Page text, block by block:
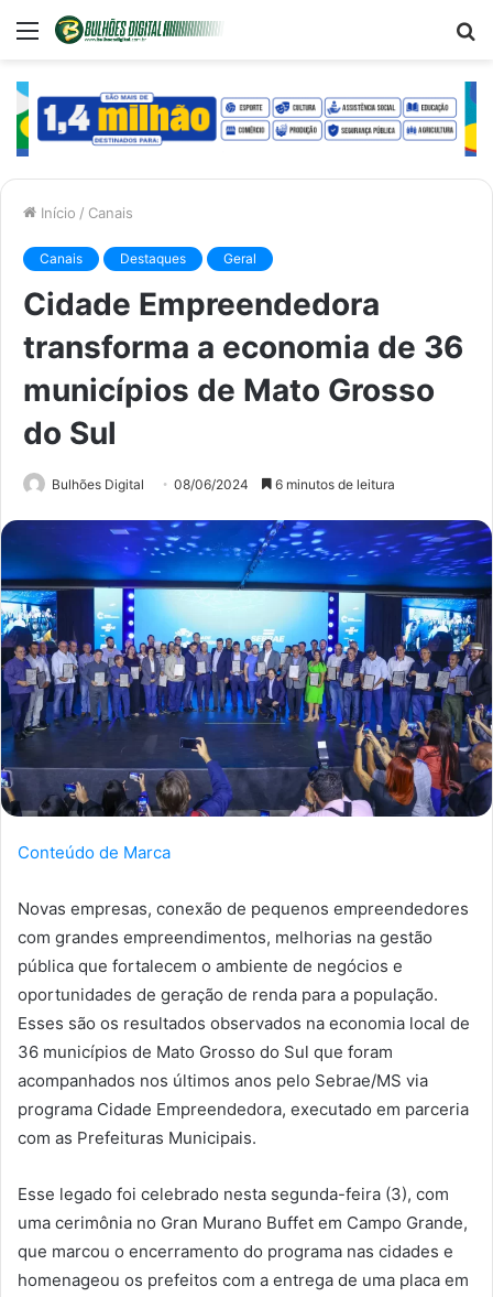
Menu
Início / Canais
Canais Destaques Geral
Cidade Empreendedora
transforma a economia de 36
municípios de Mato Grosso
do Sul
Bulhões Digital 08/06/2024 6 minutos de leitura
Conteúdo de Marca
Novas empresas, conexão de pequenos empreendedores
com grandes empreendimentos, melhorias na gestão
pública que fortalecem o ambiente de negócios e
oportunidades de geração de renda para a população.
Esses são os resultados observados na economia local de
36 municípios de Mato Grosso do Sul que foram
acompanhados nos últimos anos pelo Sebrae/MS via
programa Cidade Empreendedora, executado em parceria
com as Prefeituras Municipais.
Esse legado foi celebrado nesta segunda-feira (3), com
uma cerimônia no Gran Murano Buffet em Campo Grande,
que marcou o encerramento do programa nas cidades e
homenageou os prefeitos com a entrega de uma placa em